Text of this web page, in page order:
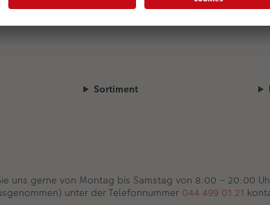
Sortiment
uns gerne von Montag bis Samstag von 8:00 – 20:00
unter der Telefonnummer 044 499 01 21